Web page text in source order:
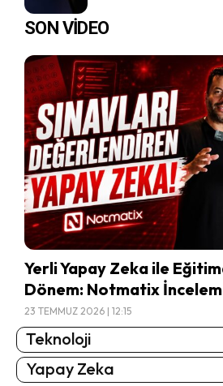
SON VİDEO
Yerli Yapay Zeka ile
Dönem: Notmatix
23 TEMMUZ 2026 | 12:15
Teknoloji
Yapay Zeka